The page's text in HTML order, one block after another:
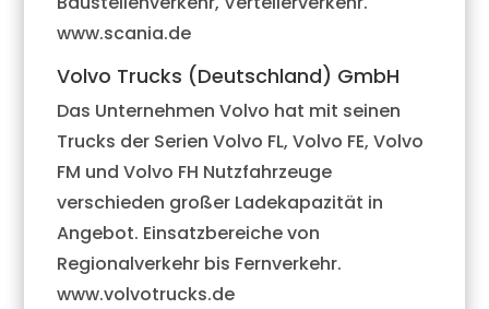
www.scania.de
Volvo Trucks (Deutschland) GmbH
Das Unternehmen Volvo hat mit seinen
Trucks der Serien Volvo FL, Volvo FE, Volvo
FM und Volvo FH Nutzfahrzeuge
verschieden großer Ladekapazität in
Angebot. Einsatzbereiche von
Regionalverkehr bis Fernverkehr.
www.volvotrucks.de